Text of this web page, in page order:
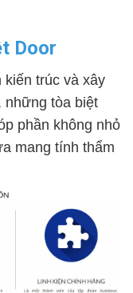
Door
trúc và xây
những tòa biệt
phần không nhỏ
mang tính thẩm